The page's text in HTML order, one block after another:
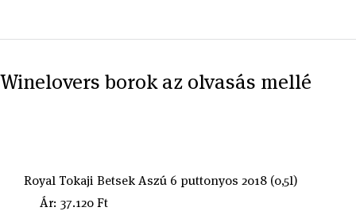
Winelovers borok az olvasás mellé
Royal Tokaji Betsek Aszú 6 puttonyos 2018 (0,5l)
Ár: 37.120 Ft